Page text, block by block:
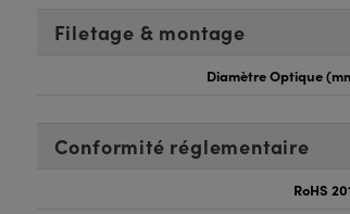
Filetage & montage
Diamètre Optique
Conformité réglementaire
RoHS